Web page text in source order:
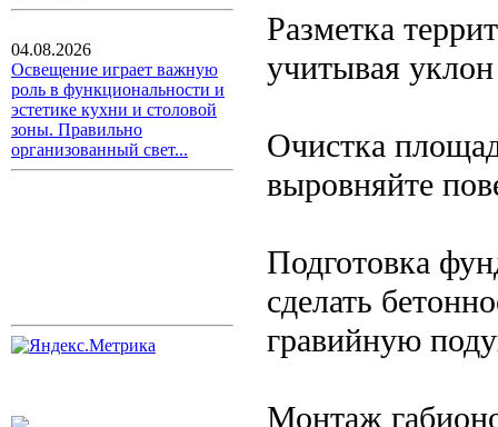
04.08.2026
Освещение играет важную
роль в функциональности и
эстетике кухни и столовой
зоны. Правильно
организованный свет...
Разметка
учитывая
Очистка
выровняйте
Подготовка
сделать
гравийную
Монтаж